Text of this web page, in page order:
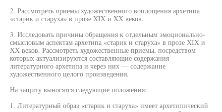
2. Рассмотреть приемы художественного воплощения архетипа
«старик и старуха» в прозе XIX и XX веков.
3. Исследовать причины обращения к отдельным эмоционально-
смысловым аспектам архетипа «старик и старуха» в прозе XIX и
XX веков. Рассмотреть художественные приемы, посредством
которых актуализируются составляющие содержания
литературного архетипа и через них — содержание
художественного целого произведения.
На защиту выносятся следующие положения:
1. Литературный образ «старик и старуха» имеет архетипический